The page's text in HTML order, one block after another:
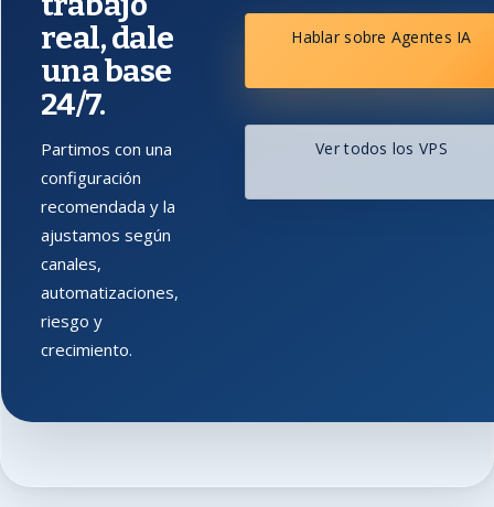
real, dale
una base
24/7.
Partimos con una
configuración
recomendada y la
ajustamos según
canales,
automatizaciones,
riesgo y
crecimiento.
Hablar sobre Agentes IA
Ver todos los VPS